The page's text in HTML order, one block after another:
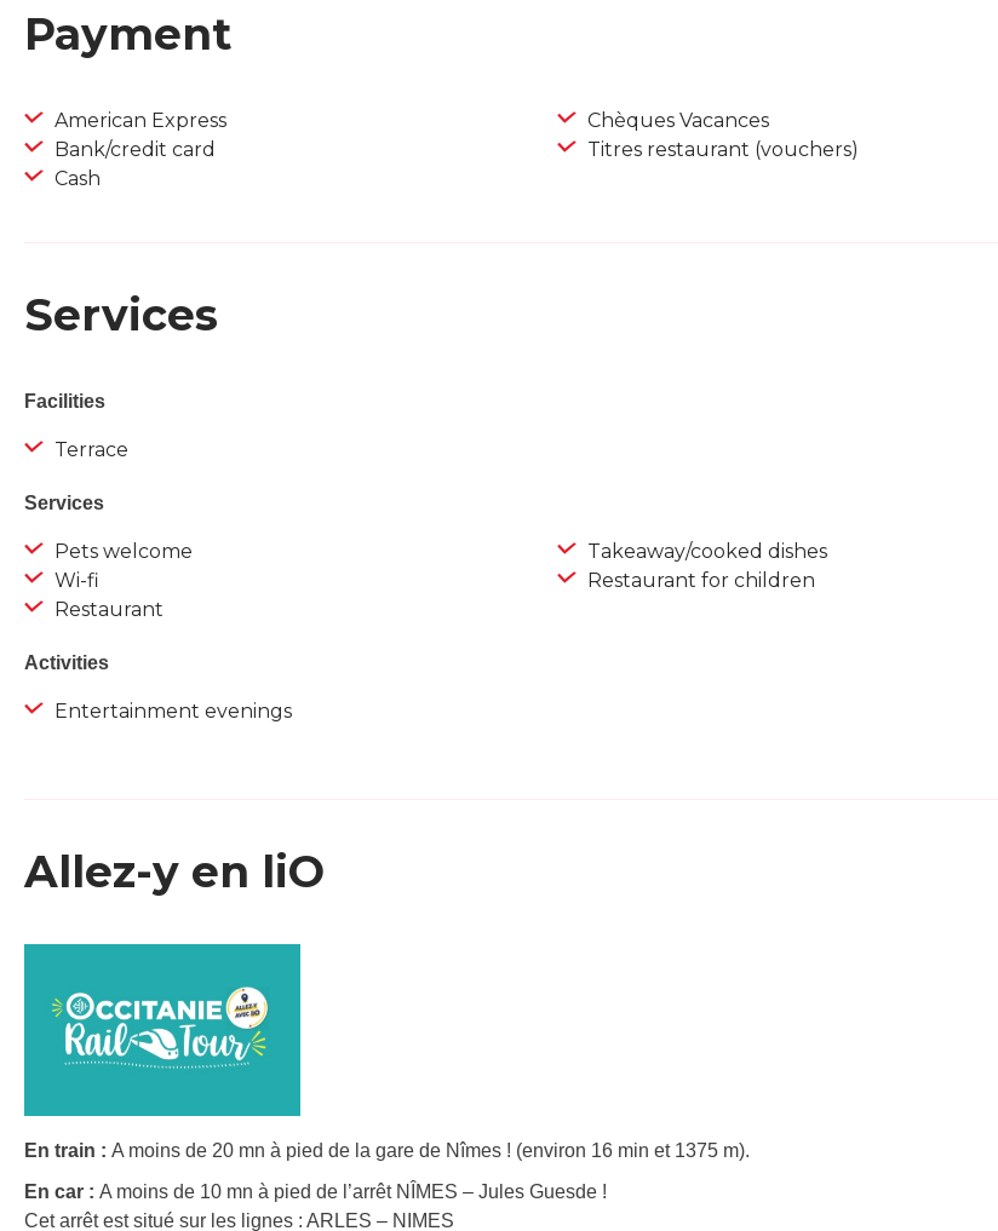
Payment
American Express
Bank/credit card
Cash
Chèques Vacances
Titres restaurant (vouchers)
Services
Facilities
Terrace
Services
Pets welcome
Wi-fi
Restaurant
Takeaway/cooked dishes
Restaurant for children
Activities
Entertainment evenings
Allez-y en liO
En train : A moins de 20 mn à pied de la gare de Nîmes ! (environ 16 min et 1375 m).
En car : A moins de 10 mn à pied de l’arrêt NÎMES – Jules Guesde !
Cet arrêt est situé sur les lignes : ARLES – NIMES